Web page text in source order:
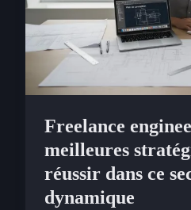
Freelance
meilleures
réussir dans ce
dynamique